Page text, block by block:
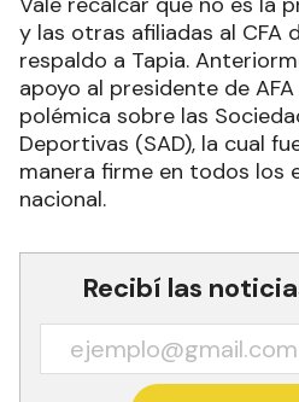
y las otras afiliadas al CFA
respaldo a Tapia.
apoyo al presidente de
polémica sobre las
Deportivas (SAD), la cual
manera firme en todos los
nacional.
Recibí las